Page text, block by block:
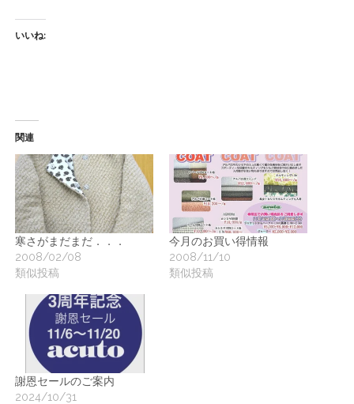
いいね:
関連
寒さがまだまだ．．．
2008/02/08
類似投稿
今月のお買い得情報
2008/11/10
類似投稿
謝恩セールのご案内
2024/10/31